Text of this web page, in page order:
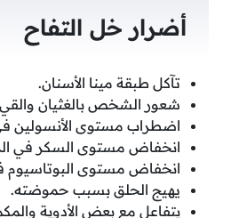
أضرار خل التفاح
تآكل طبقة مينا الأسنان.
شعور الشخص بالغثيان
اضطراب مستوى الأنسولين
انخفاض مستوى السكر في
انخفاض مستوى
يهيج الحلق بسبب حموضته.
يتفاعل مع بعض الأدوية